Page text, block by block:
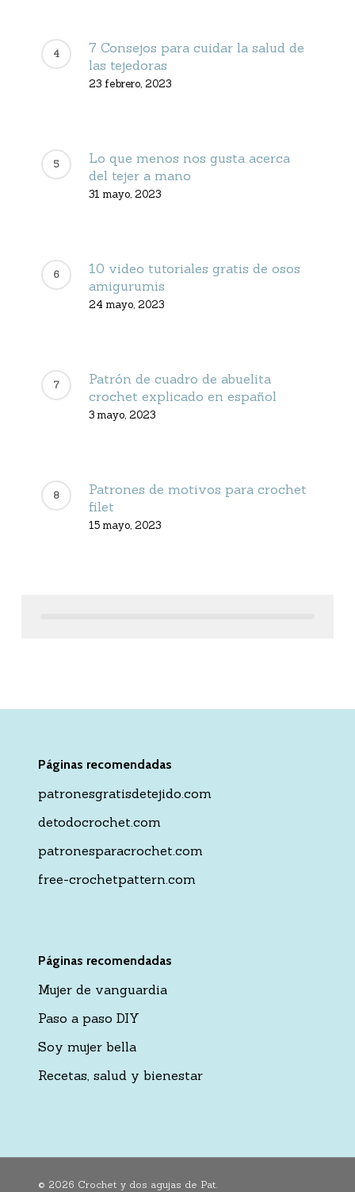
7 Consejos para cuidar la salud de
las tejedoras
23 febrero, 2023
Lo que menos nos gusta acerca
del tejer a mano
31 mayo, 2023
10 video tutoriales gratis de osos
amigurumis
24 mayo, 2023
Patrón de cuadro de abuelita
crochet explicado en español
3 mayo, 2023
Patrones de motivos para crochet
filet
15 mayo, 2023
Páginas recomendadas
patronesgratisdetejido.com
detodocrochet.com
patronesparacrochet.com
free-crochetpattern.com
Páginas recomendadas
Mujer de vanguardia
Paso a paso DIY
Soy mujer bella
Recetas, salud y bienestar
© 2026 Crochet y dos agujas de Pat.